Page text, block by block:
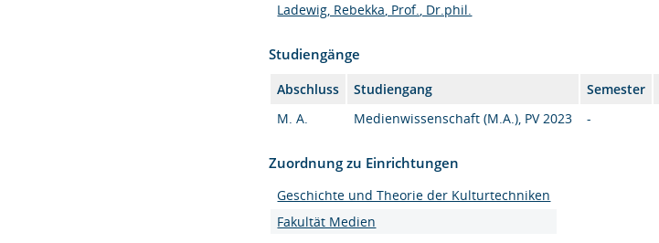
Ladewig, Rebekka, Prof., Dr.phil.
Studiengänge
Abschluss Studiengang Semester
M. A.
Medienwissenschaft (M.A.), PV 2023 -
Zuordnung zu Einrichtungen
Geschichte und Theorie der Kulturtechniken
Fakultät Medien